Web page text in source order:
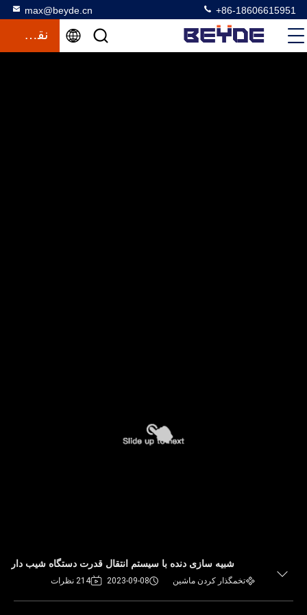
max@beyde.cn +86-18606615951
نقل قول
شبیه سازی دنده با سیستم انتقال قدرت دستگاه شیب دار
تخمگذار کردن ماشین 2023-09-08 214 نظرات